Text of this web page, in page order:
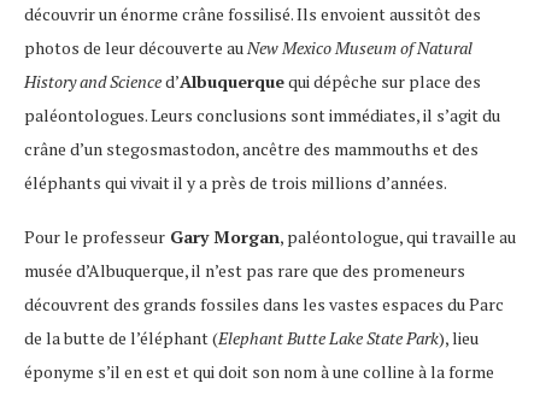
découvrir un énorme crâne fossilisé. Ils envoient aussitôt des
photos de leur découverte au New Mexico Museum of Natural
History and Scienced’Albuquerquequi dépêche sur place des
paléontologues. Leurs conclusions sont immédiates, il s’agit du
crâne d’un stegosmastodon, ancêtre des mammouths et des
éléphants qui vivait il y a près de trois millions d’années.
Pour le professeur Gary Morgan, paléontologue, qui travaille au
musée d’Albuquerque, il n’est pas rare que des promeneurs
découvrent des grands fossiles dans les vastes espaces du Parc
de la butte de l’éléphant (Elephant Butte Lake State Park), lieu
éponyme s’il en est et qui doit son nom à une colline à la forme